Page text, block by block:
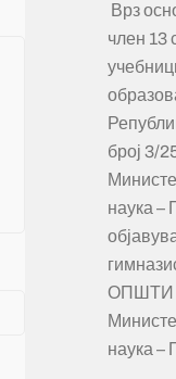
Врз
член 13
број 3/
наука –
ОПШТИ
наука –